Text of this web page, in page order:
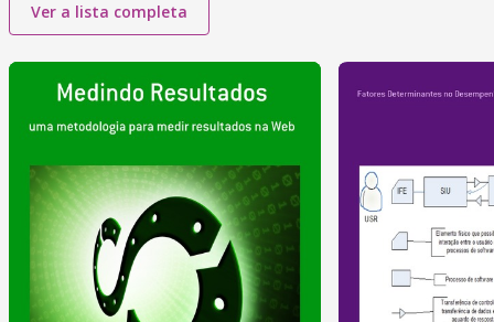
Ver a lista completa